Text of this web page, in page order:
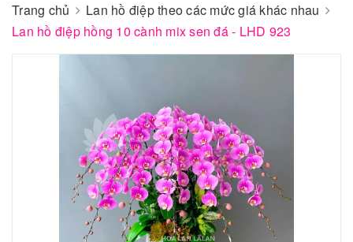
Trang chủ
Lan hồ điệp theo các mức giá khác nhau
Lan hồ điệp hồng 10 cành mix sen đá - LHD 923